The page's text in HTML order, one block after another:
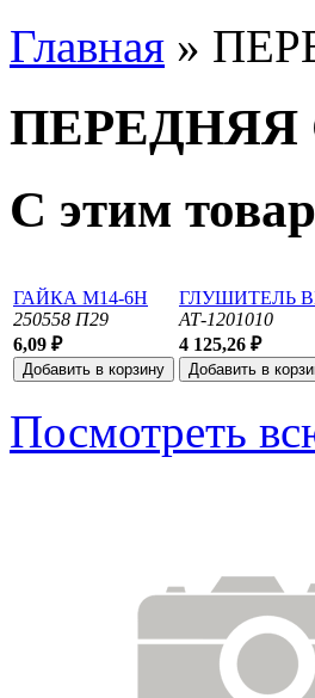
Вы здесь
Главная »
ПЕРЕДНЯЯ
С этим
ГАЙКА М14-6Н
250558 П29
6,09 ₽
ГЛУШИТЕЛЬ
АТ-1201010
4 125,26 ₽
Посмотреть